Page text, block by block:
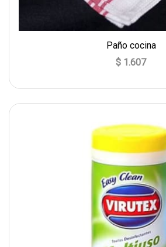
Paño cocina
$ 1.607